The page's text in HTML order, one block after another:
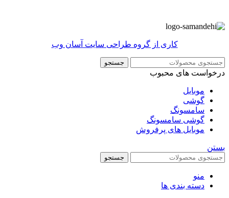
کاری از گروه طراحی سایت آسان وب
جستجو
درخواست های محبوب
موبایل
گوشی
سامسونگ
گوشی سامسونگ
موبایل های پرفروش
بستن
جستجو
منو
دسته بندی ها